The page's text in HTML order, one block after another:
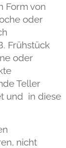
Form von
oder
Frühstück
oder
Teller
und in diese
nicht